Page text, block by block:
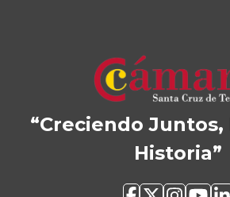
“Creciendo Juntos,
Historia”